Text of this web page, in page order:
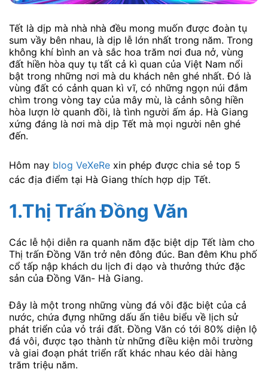
Tết là dịp mà nhà nhà đều mong muốn được đoàn tụ
sum vầy bên nhau, là dịp lễ lớn nhất trong năm. Trong
không khí bình an và sắc hoa trăm nơi đua nở, vùng
đất hiền hòa quy tụ tất cả kì quan của Việt Nam nổi
bật trong những nơi mà du khách nên ghé nhất. Đó là
vùng đất có cảnh quan kì vĩ, có những ngọn núi đắm
chìm trong vòng tay của mây mù, là cảnh sông hiền
hòa lượn lờ quanh đồi, là tình người ấm áp. Hà Giang
xứng đáng là nơi mà dịp Tết mà mọi người nên ghé
đến.
Hôm nay blog VeXeRe xin phép được chia sẻ top 5
các địa điểm tại Hà Giang thích hợp dịp Tết.
1.Thị Trấn Đồng Văn
Các lễ hội diễn ra quanh năm đặc biệt dịp Tết làm cho
Thị trấn Đồng Văn trở nên đông đúc. Ban đêm Khu phố
cổ tấp nập khách du lịch đi dạo và thưởng thức đặc
sản của Đồng Văn- Hà Giang.
Đây là một trong những vùng đá vôi đặc biệt của cả
nước, chứa đựng những dấu ấn tiêu biểu về lịch sử
phát triển của vỏ trái đất. Đồng Văn có tới 80% diện lộ
đá vôi, được tạo thành từ những điều kiện môi trường
và giai đoạn phát triển rất khác nhau kéo dài hàng
trăm triệu năm.